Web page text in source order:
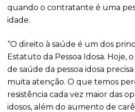
quando o contratante é uma
idade.
“O direito à saúde é um dos
Estatuto da Pessoa Idosa. Hoje,
de saúde da pessoa idosa
muita atenção. O que temos
resistência cada vez maior das
idosos, além do aumento de